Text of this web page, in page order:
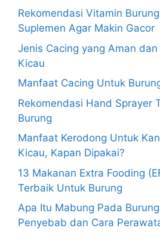
Rekomendasi Vitamin
Suplemen Agar Makin Gacor
Jenis Cacing yang Aman
Kicau
Manfaat Cacing Untuk
Rekomendasi Hand Sprayer
Burung
Manfaat Kerodong Untuk
Kicau, Kapan Dipakai?
13 Makanan Extra Fooding
Terbaik Untuk Burung
Apa Itu Mabung Pada
Penyebab dan Cara